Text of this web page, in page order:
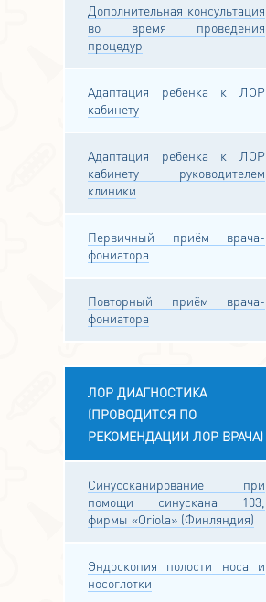
Дополнительная консультация
во время проведения
процедур
Адаптация ребенка к ЛОР
кабинету
Адаптация ребенка к ЛОР
кабинету руководителем
клиники
Первичный приём врача-
фониатора
Повторный приём врача-
фониатора
ЛОР ДИАГНОСТИКА
(ПРОВОДИТСЯ ПО
РЕКОМЕНДАЦИИ ЛОР ВРАЧА)
Синуссканирование при
помощи синускана 103,
фирмы «Oriola» (Финляндия)
Эндоскопия полости носа и
носоглотки